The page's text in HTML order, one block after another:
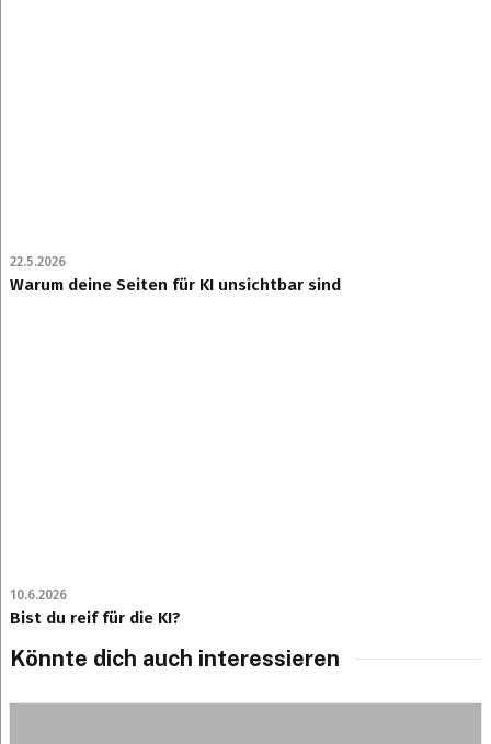
22.5.2026
Warum deine Seiten für KI unsichtbar sind
10.6.2026
Bist du reif für die KI?
Könnte dich auch interessieren